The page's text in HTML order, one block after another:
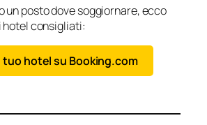
un posto dove soggiornare, ecco
hotel consigliati:
tuo hotel su Booking.com